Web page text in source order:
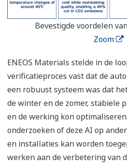
Bevestigde voordelen
Zoom
ENEOS Materials stelde in de
verificatieproces vast dat de
een robuust systeem was dat
de winter en de zomer, stabiele
en de werking kon
onderzoeken of deze AI op
en installaties kan worden
werken aan de verbetering van